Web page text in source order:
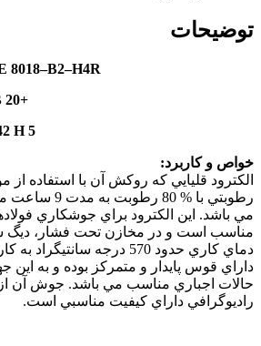
توضیحات
8018–B2–H4R
20+
H 5
خواص و كاربرد:
الكترود قليايي كه روكش آن با استفاده از
رطوبتي با %
مي باشد. اين الكترود براي جوشكاري
مناسب است و در مخازن تحت فشار، ديگ
دماي كاري حدود 570 درجه
داراي قوس پايدار و متمركز بوده و به
حالات اجباري مناسب مي باشد. جوش آن
راديوگرافي داراي كيفيت مناسبي است.